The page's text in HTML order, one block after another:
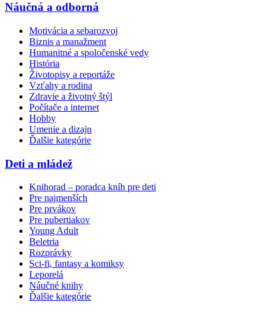
Náučná a odborná
Motivácia a sebarozvoj
Biznis a manažment
Humanitné a spoločenské vedy
História
Životopisy a reportáže
Vzťahy a rodina
Zdravie a životný štýl
Počítače a internet
Hobby
Umenie a dizajn
Ďalšie kategórie
Deti a mládež
Knihorad – poradca kníh pre deti
Pre najmenších
Pre prvákov
Pre pubertiakov
Young Adult
Beletria
Rozprávky
Sci-fi, fantasy a komiksy
Leporelá
Náučné knihy
Ďalšie kategórie